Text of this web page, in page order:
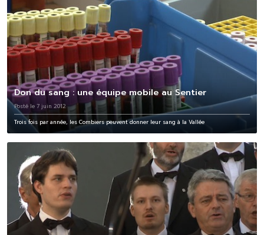
Don du sang : une équipe mobile au Sentier
Posté le 7 juin 2012
Trois fois par année, les Combiers peuvent donner leur sang à la Vallée